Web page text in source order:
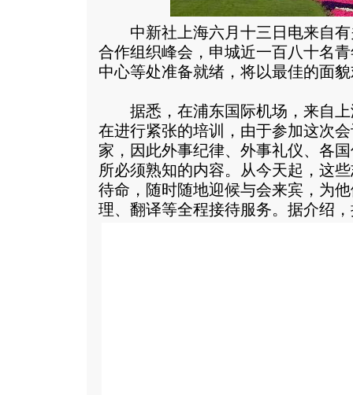
中新社上海六月十三日电来自有
合作组织峰会，申城近一百八十名
中心等处准备就绪，将以最佳的面
据悉，在浦东国际机场，来自上
在进行紧张的培训，由于参加这次
家，因此外事纪律、外事礼仪、各
所必须熟知的内容。从今天起，这
待命，随时随地迎候与会来宾，为
理、翻译等全程接待服务。 据介绍